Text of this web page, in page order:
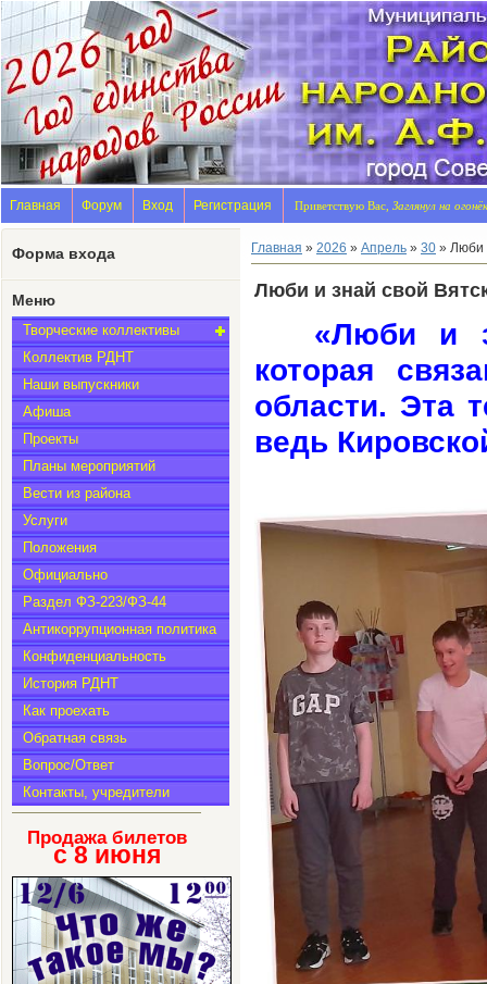
Главная Форум Вход Регистрация Приветствую Вас, Заглянул на огонёк
Форма входа
Меню
Творческие коллективы
Коллектив РДНТ
Наши выпускники
Афиша
Проекты
Планы мероприятий
Вести из района
Услуги
Положения
Официально
Раздел ФЗ-223/ФЗ-44
Антикоррупционная политика
Конфиденциальность
История РДНТ
Как проехать
Обратная связь
Вопрос/Ответ
Контакты, учредители
Продажа билетов
с 8 июня
Главная » 2026 » Апрель » 30 » Люби
Люби и знай свой
«Люби и
которая
области. Эта
ведь